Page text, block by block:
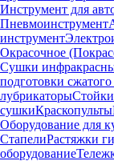
Инструмент для
Пневмоинструмент
инструмент
Окрасочное
Сушки
подготовки сжатого
лубрикаторы
сушкиКраскопульты
Оборудование для
СтапелиРастяжки
оборудование